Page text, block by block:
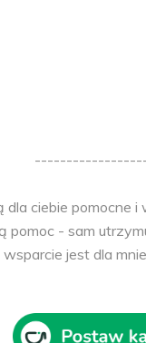
dla ciebie
- sam
wsparcie jest dla